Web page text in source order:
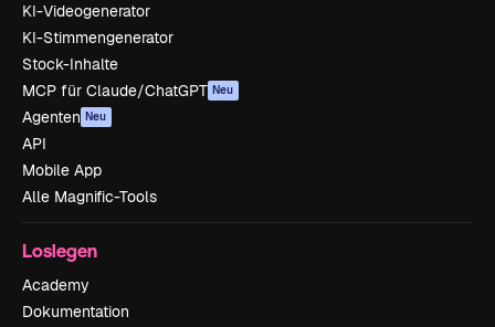
KI-Videogenerator
KI-Stimmengenerator
Stock-Inhalte
MCP für Claude/ChatGPT Neu
Agenten Neu
API
Mobile App
Alle Magnific-Tools
Loslegen
Academy
Dokumentation